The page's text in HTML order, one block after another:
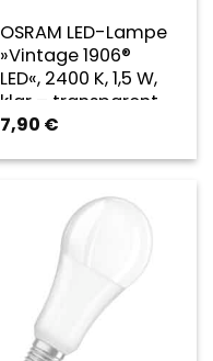
OSRAM LED-Lampe
»Vintage 1906®
LED«, 2400 K, 1,5 W,
klar – transparent
7,90 €